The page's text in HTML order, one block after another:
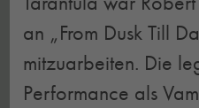
an „From Dusk Till
mitzuarbeiten. Die
Performance als